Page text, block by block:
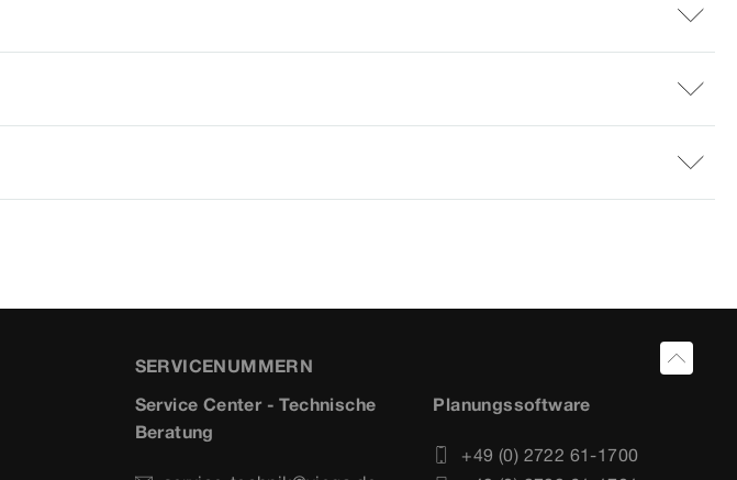
SERVICENUMMERN
Service Center - Technische
Beratung
Planungssoftware
+49 (0) 2722 61-1700